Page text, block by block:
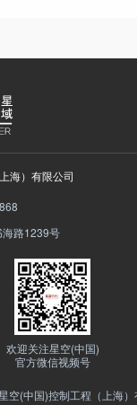
海）有限公司
路1239号
欢迎关注星空(中国)
官方微信视频号
空(中国)控制工程（上海